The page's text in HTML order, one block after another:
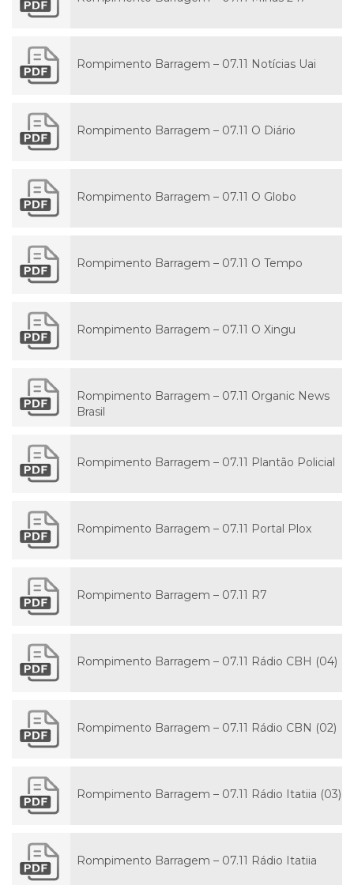
Rompimento Barragem – 07.11 Notícias Uai
Rompimento Barragem – 07.11 O Diário
Rompimento Barragem – 07.11 O Globo
Rompimento Barragem – 07.11 O Tempo
Rompimento Barragem – 07.11 O Xingu
Rompimento Barragem – 07.11 Organic News
Brasil
Rompimento Barragem – 07.11 Plantão Policial
Rompimento Barragem – 07.11 Portal Plox
Rompimento Barragem – 07.11 R7
Rompimento Barragem – 07.11 Rádio CBH (04)
Rompimento Barragem – 07.11 Rádio CBN (02)
Rompimento Barragem – 07.11 Rádio Itatiia (03)
Rompimento Barragem – 07.11 Rádio Itatiia